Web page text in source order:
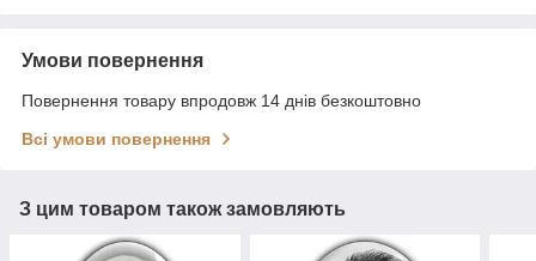
Умови повернення
Повернення товару впродовж 14 днів безкоштовно
Всі умови повернення
З цим товаром також замовляють